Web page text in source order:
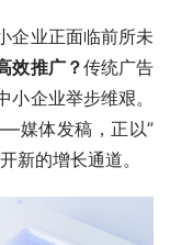
企业正面临前所未
效推广？传统广告
企业举步维艰。
媒体发稿，正以”
新的增长通道。